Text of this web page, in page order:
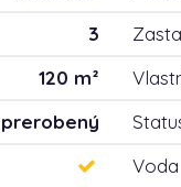
3
120 m²
Voda